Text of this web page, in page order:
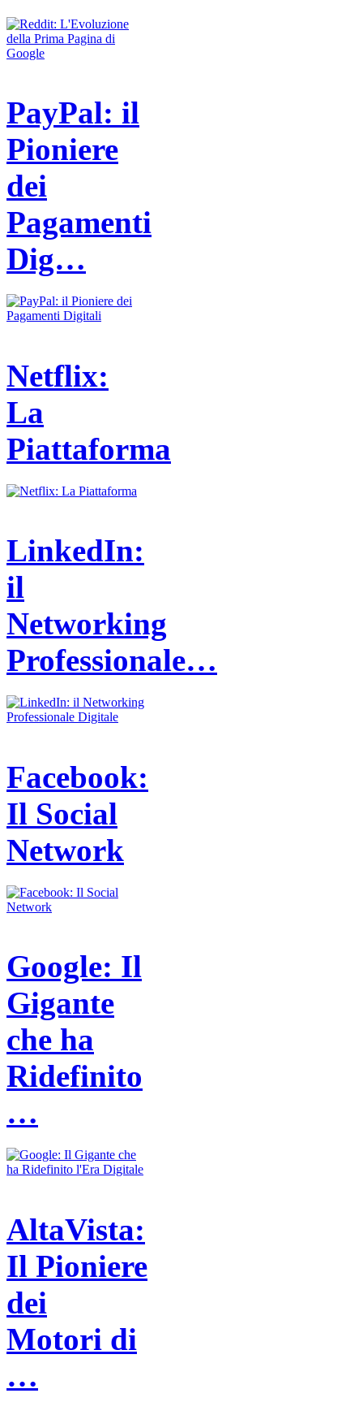
PayPal: il
Pioniere
dei
Pagamenti
Dig…
Netflix:
La
Piattaforma
LinkedIn:
il
Networking
Professionale…
Facebook:
Il Social
Network
Google: Il
Gigante
che ha
Ridefinito
…
AltaVista:
Il Pioniere
dei
Motori di
…